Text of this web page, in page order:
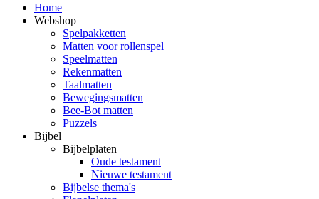
Home
Webshop
Spelpakketten
Matten voor rollenspel
Speelmatten
Rekenmatten
Taalmatten
Bewegingsmatten
Bee-Bot matten
Puzzels
Bijbel
Bijbelplaten
Oude testament
Nieuwe testament
Bijbelse thema's